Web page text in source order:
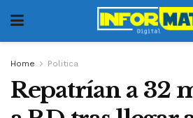
Home Politica
Repatrían a 32